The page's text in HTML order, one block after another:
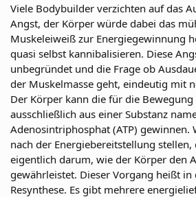
Viele Bodybuilder verzichten auf das
Angst, der Körper würde dabei das
Muskeleiweiß zur Energiegewinnung
quasi selbst kannibalisieren. Diese
unbegründet und die Frage ob
der Muskelmasse geht, eindeutig mit
Der Körper kann die für die
ausschließlich aus einer Substanz
Adenosintriphosphat (ATP) gewinnen.
nach der Energiebereitstellung stellen,
eigentlich darum, wie der Körper den
gewährleistet. Dieser Vorgang heißt in
Resynthese. Es gibt mehrere